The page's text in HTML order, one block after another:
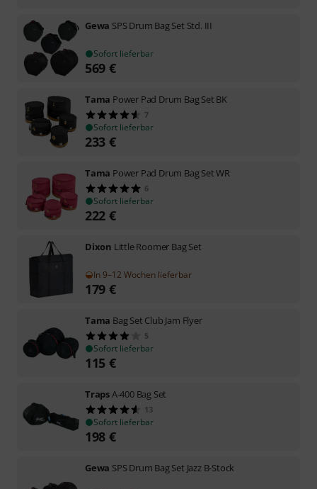
Gewa SPS Drum Bag Set Std. III
Sofort lieferbar
569 €
Tama Power Pad Drum Bag Set BK
7
Sofort lieferbar
233 €
Tama Power Pad Drum Bag Set WR
6
Sofort lieferbar
222 €
Dixon Little Roomer Bag Set
In 9–12 Wochen lieferbar
179 €
Tama Bag Set Club Jam Flyer
5
Sofort lieferbar
115 €
TrapsA-400 Bag Set
13
Sofort lieferbar
198 €
Gewa SPS Drum Bag Set Jazz B-Stock